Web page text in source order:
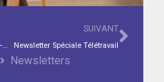
Newsletter #149 – Linkedin – Partage de la valeur 2025 – RCC – CSE en bref février-mars – Le saviez-vous? Article 83 vs PERO
SUIVANT
Newsletter Spéciale Télétravail
Newsletters